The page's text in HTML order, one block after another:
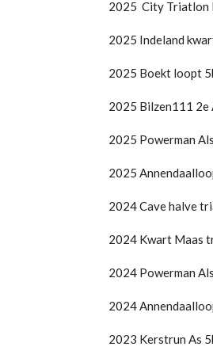
2025 City Triatlon
2025 Indeland
2025 Boekt loopt
2025 Bilzen111 2e
2025 Powerman
2025
2024 Cave halve
2024 Kwart Maas
2024 Powerman
2024
2023 Kerstrun As